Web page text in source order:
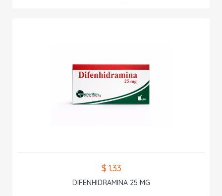
$ 1.33
DIFENHIDRAMINA 25 MG